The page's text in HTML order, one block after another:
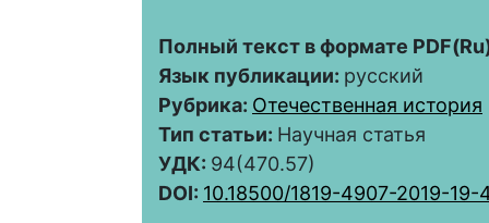
Полный текст в формате
Язык публикации: русский
Рубрика: Отечественная история
Тип статьи: Научная статья
УДК: 94(470.57)
DOI: 10.18500/1819-4907-2019-